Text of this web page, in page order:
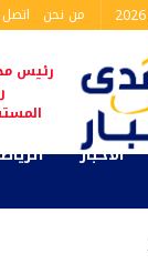
من نحن اتصل
رئيس
الأخبار